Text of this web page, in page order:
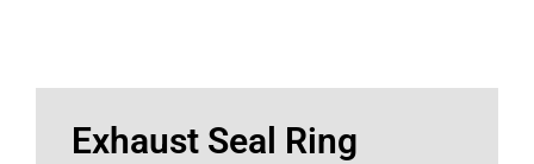
Exhaust Seal Ring